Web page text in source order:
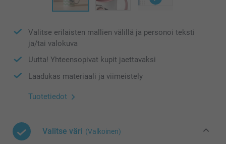
Valitse erilaisten mallien välillä ja personoi teksti
ja/tai valokuva
Uutta! Yhteensopivat kupit jaettavaksi
Laadukas materiaali ja viimeistely
Tuotetiedot
Valitse väri (Valkoinen)